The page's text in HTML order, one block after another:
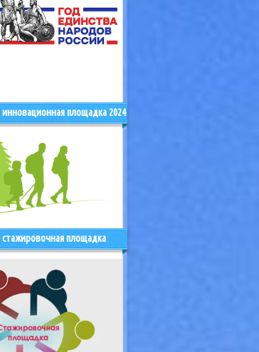
инновационная площадка 2024
стажировочная площадка